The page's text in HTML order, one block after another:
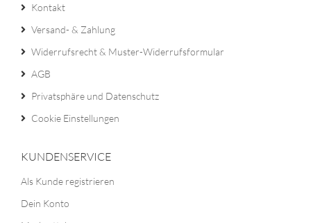
Kontakt
Versand- & Zahlung
Widerrufsrecht & Muster-Widerrufsformular
AGB
Privatsphäre und Datenschutz
Cookie Einstellungen
KUNDENSERVICE
Als Kunde registrieren
Dein Konto